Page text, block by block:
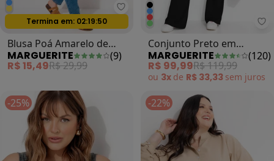
Marguerite - Blusa Poá Amarelo
Oferta relâmpago
Termina em: 02:19:47
Blusa Poá Amarelo de
Malha
MARGUERITE (9)
R$ 15,49R$ 29,99
Conjunto Preto em
Canelado
MARGUERITE (120)
R$ 99,99R$ 119,99
ou 3x de R$ 33,33 sem juros
-25% -22%